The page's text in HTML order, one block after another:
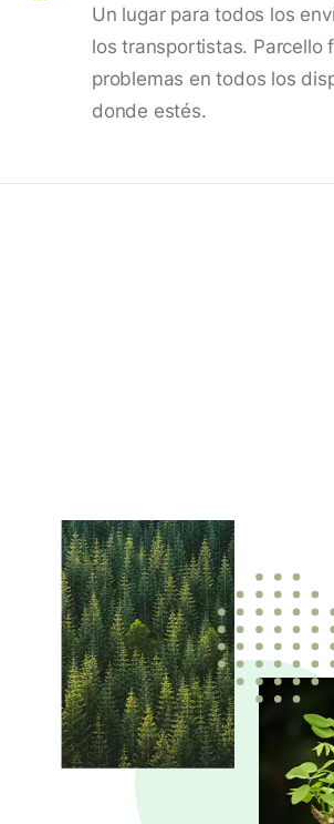
Un lugar para todos los
los transportistas. Parcello
problemas en todos los
donde estés.